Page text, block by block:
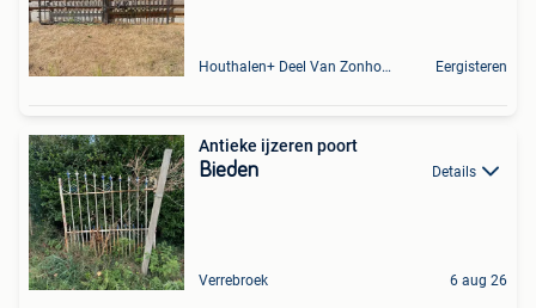
Houthalen+ Deel Van Zonhoven En Zolder Eergisteren
Antieke ijzeren poort
Bieden Details
Verrebroek 6 aug 26